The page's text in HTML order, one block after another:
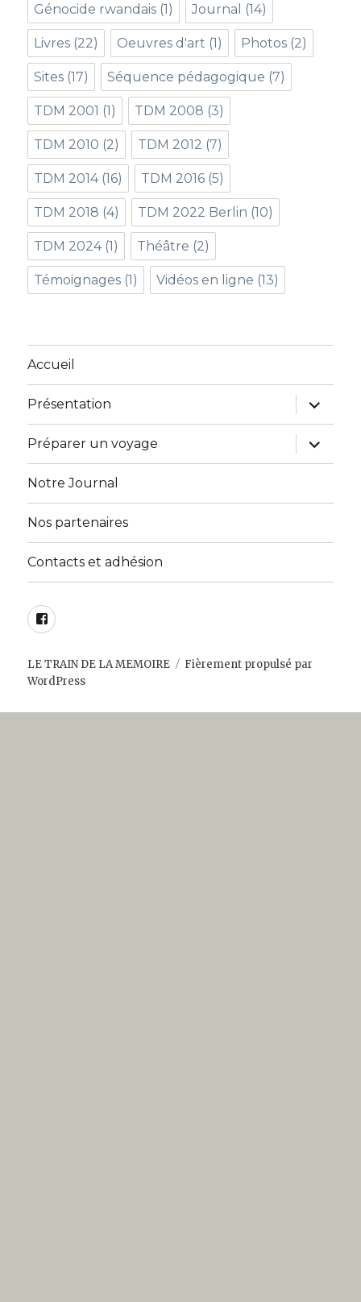
Génocide rwandais (1) Journal (14)
Livres (22) Oeuvres d'art (1) Photos (2)
Sites (17) Séquence pédagogique (7)
TDM 2001 (1) TDM 2008 (3)
TDM 2010 (2) TDM 2012 (7)
TDM 2014(16) TDM 2016 (5)
TDM 2018 (4) TDM 2022 Berlin (10)
TDM 2024(1) Théâtre (2)
Témoignages (1) Vidéos en ligne (13)
Accueil
Présentation
ouvrir
le
sous-
menu
Préparer un voyage
ouvrir
le
sous-
Notre Journal
Nos partenaires
Contacts et adhésion
Facebook
LE TRAIN DE LA MEMOIRE
Fièrement propulsé par
WordPress